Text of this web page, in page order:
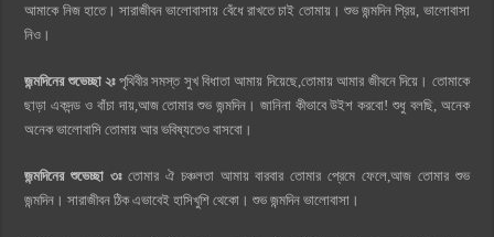
আমাকে নিজ হাতে। সারাজীবন ভালোবাসায় বেঁধে রাখতে চাই তোমায়। শুভ জন্মদিন প্রিয়, ভালোবাসা
নিও।
জন্মদিনের শুভেচ্ছা ২ঃপৃথিবীর সমস্ত সুখ বিধাতা আমায় দিয়েছে,তোমায় আমার জীবনে দিয়ে। তোমাকে
ছাড়া একদন্ড ও বাঁচা দায়,আজ তোমার শুভ জন্মদিন। জানিনা কীভাবে উইশ করবো! শুধু বলছি, অনেক
অনেক ভালোবাসি তোমায় আর ভবিষ্যতেও বাসবো।
জন্মদিনের শুভেচ্ছা ৩ঃতোমার ঐ চঞ্চলতা আমায় বারবার তোমার প্রেমে ফেলে,আজ তোমার শুভ
জন্মদিন। সারাজীবন ঠিক এভাবেই হাসিখুশি থেকো। শুভ জন্মদিন ভালোবাসা।